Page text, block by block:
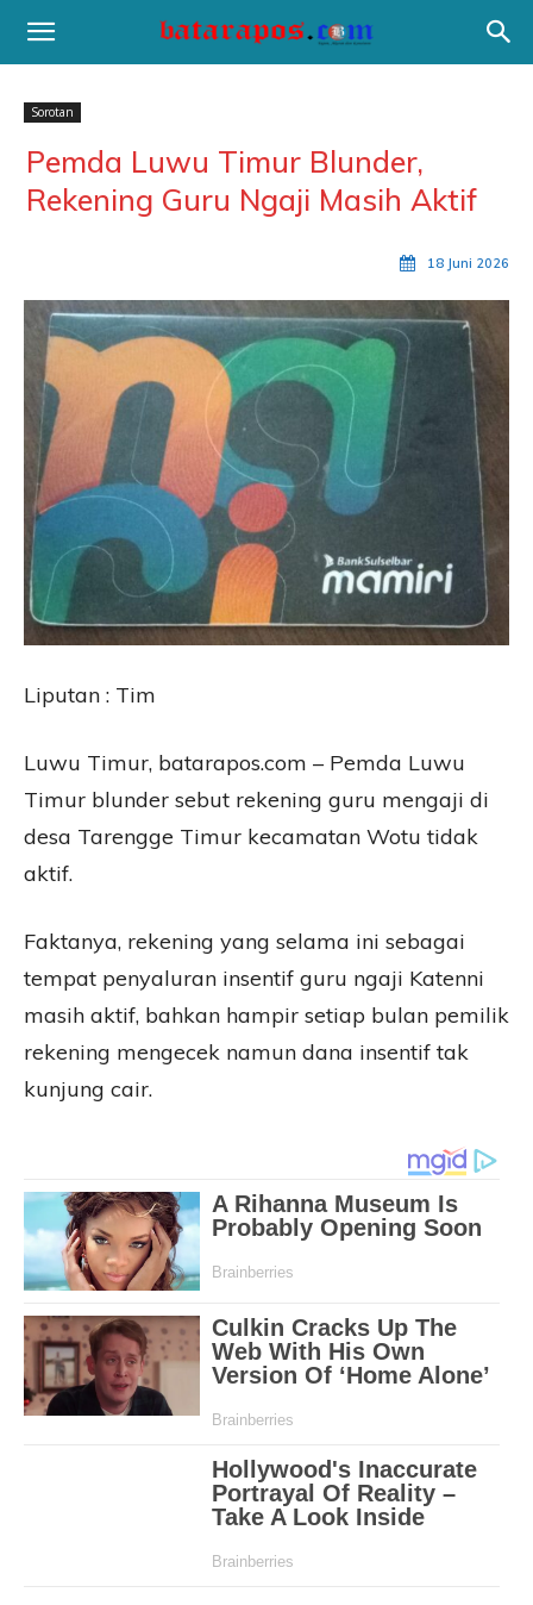
Sorotan
Pemda Luwu Timur Blunder,
Rekening Guru Ngaji Masih Aktif
18 Juni 2026
Liputan : Tim
Luwu Timur, batarapos.com – Pemda Luwu
Timur blunder sebut rekening guru mengaji di
desa Tarengge Timur kecamatan Wotu tidak
aktif.
Faktanya, rekening yang selama ini sebagai
tempat penyaluran insentif guru ngaji Katenni
masih aktif, bahkan hampir setiap bulan pemilik
rekening mengecek namun dana insentif tak
kunjung cair.